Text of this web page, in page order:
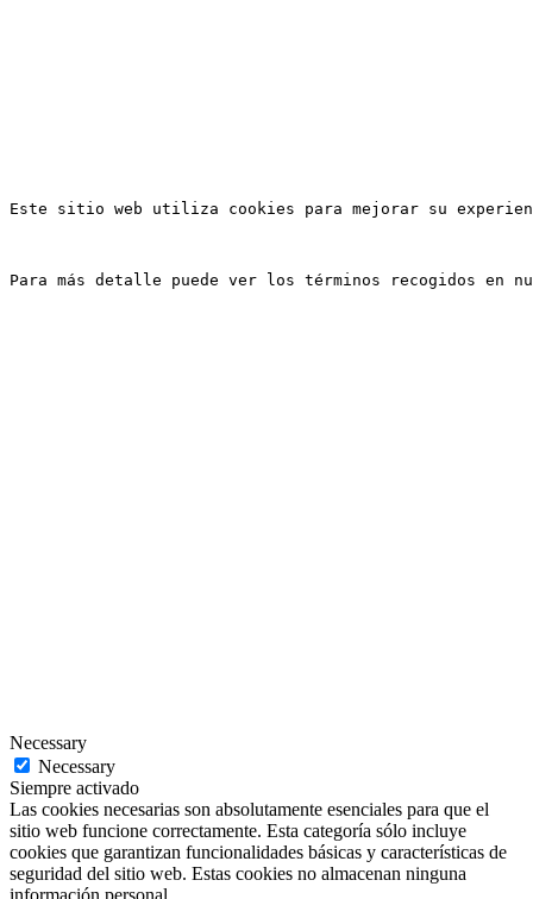
Este sitio web utiliza cookies para mejorar su
Para más detalle puede ver los términos recogidos en
Necessary
Necessary
Siempre activado
Las cookies necesarias son absolutamente esenciales para que el
sitio web funcione correctamente. Esta categoría sólo incluye
cookies que garantizan funcionalidades básicas y características de
seguridad del sitio web. Estas cookies no almacenan ninguna